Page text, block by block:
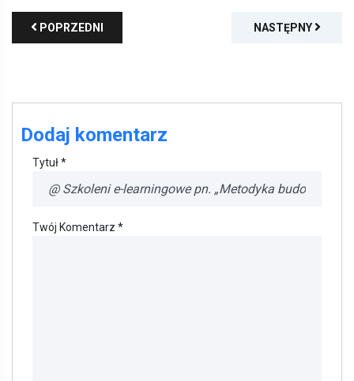
POPRZEDNI NASTĘPNY
Dodaj komentarz
Tytuł *
Twój Komentarz *